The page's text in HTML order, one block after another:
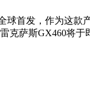
球首发，作为这款
克萨斯GX460将于